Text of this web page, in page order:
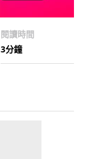
閱讀時間
3分鐘